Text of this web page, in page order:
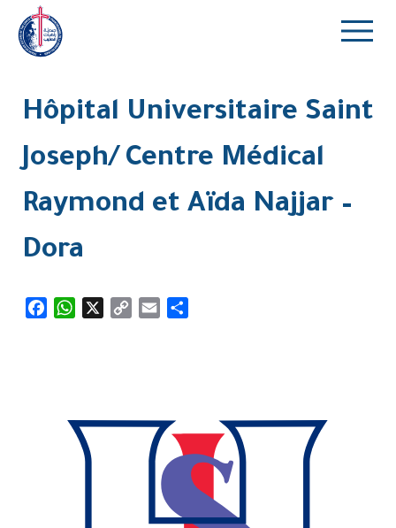
Hôpital Universitaire Saint
Joseph/ Centre Médical
Raymond et Aïda Najjar –
Dora
FacebookWhatsApp
Copy
Email